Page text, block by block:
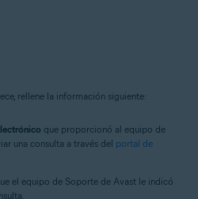
rellene la información siguiente:
que proporcionó al equipo de
una consulta a través del portal de
el equipo de Soporte de Avast le indicó